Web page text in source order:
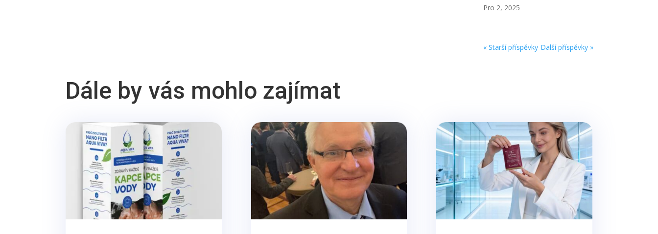
Pro 2, 2025
« Starší příspěvky Další příspěvky »
Dále by vás mohlo zajímat